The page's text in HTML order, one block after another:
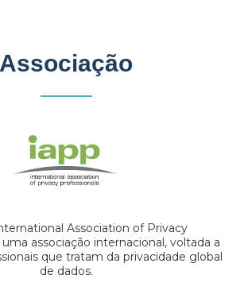
Associação
Association of Privacy
associação internacional, voltada a
que tratam da privacidade global
de dados.